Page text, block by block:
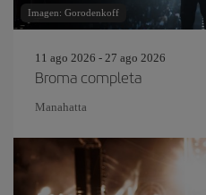
Imagen: Gorodenkoff
11 ago 2026 - 27 ago 2026
Broma completa
Manahatta